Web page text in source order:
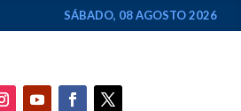
é apresentado em seminário em
SÁBADO, 08 AGOSTO 2026